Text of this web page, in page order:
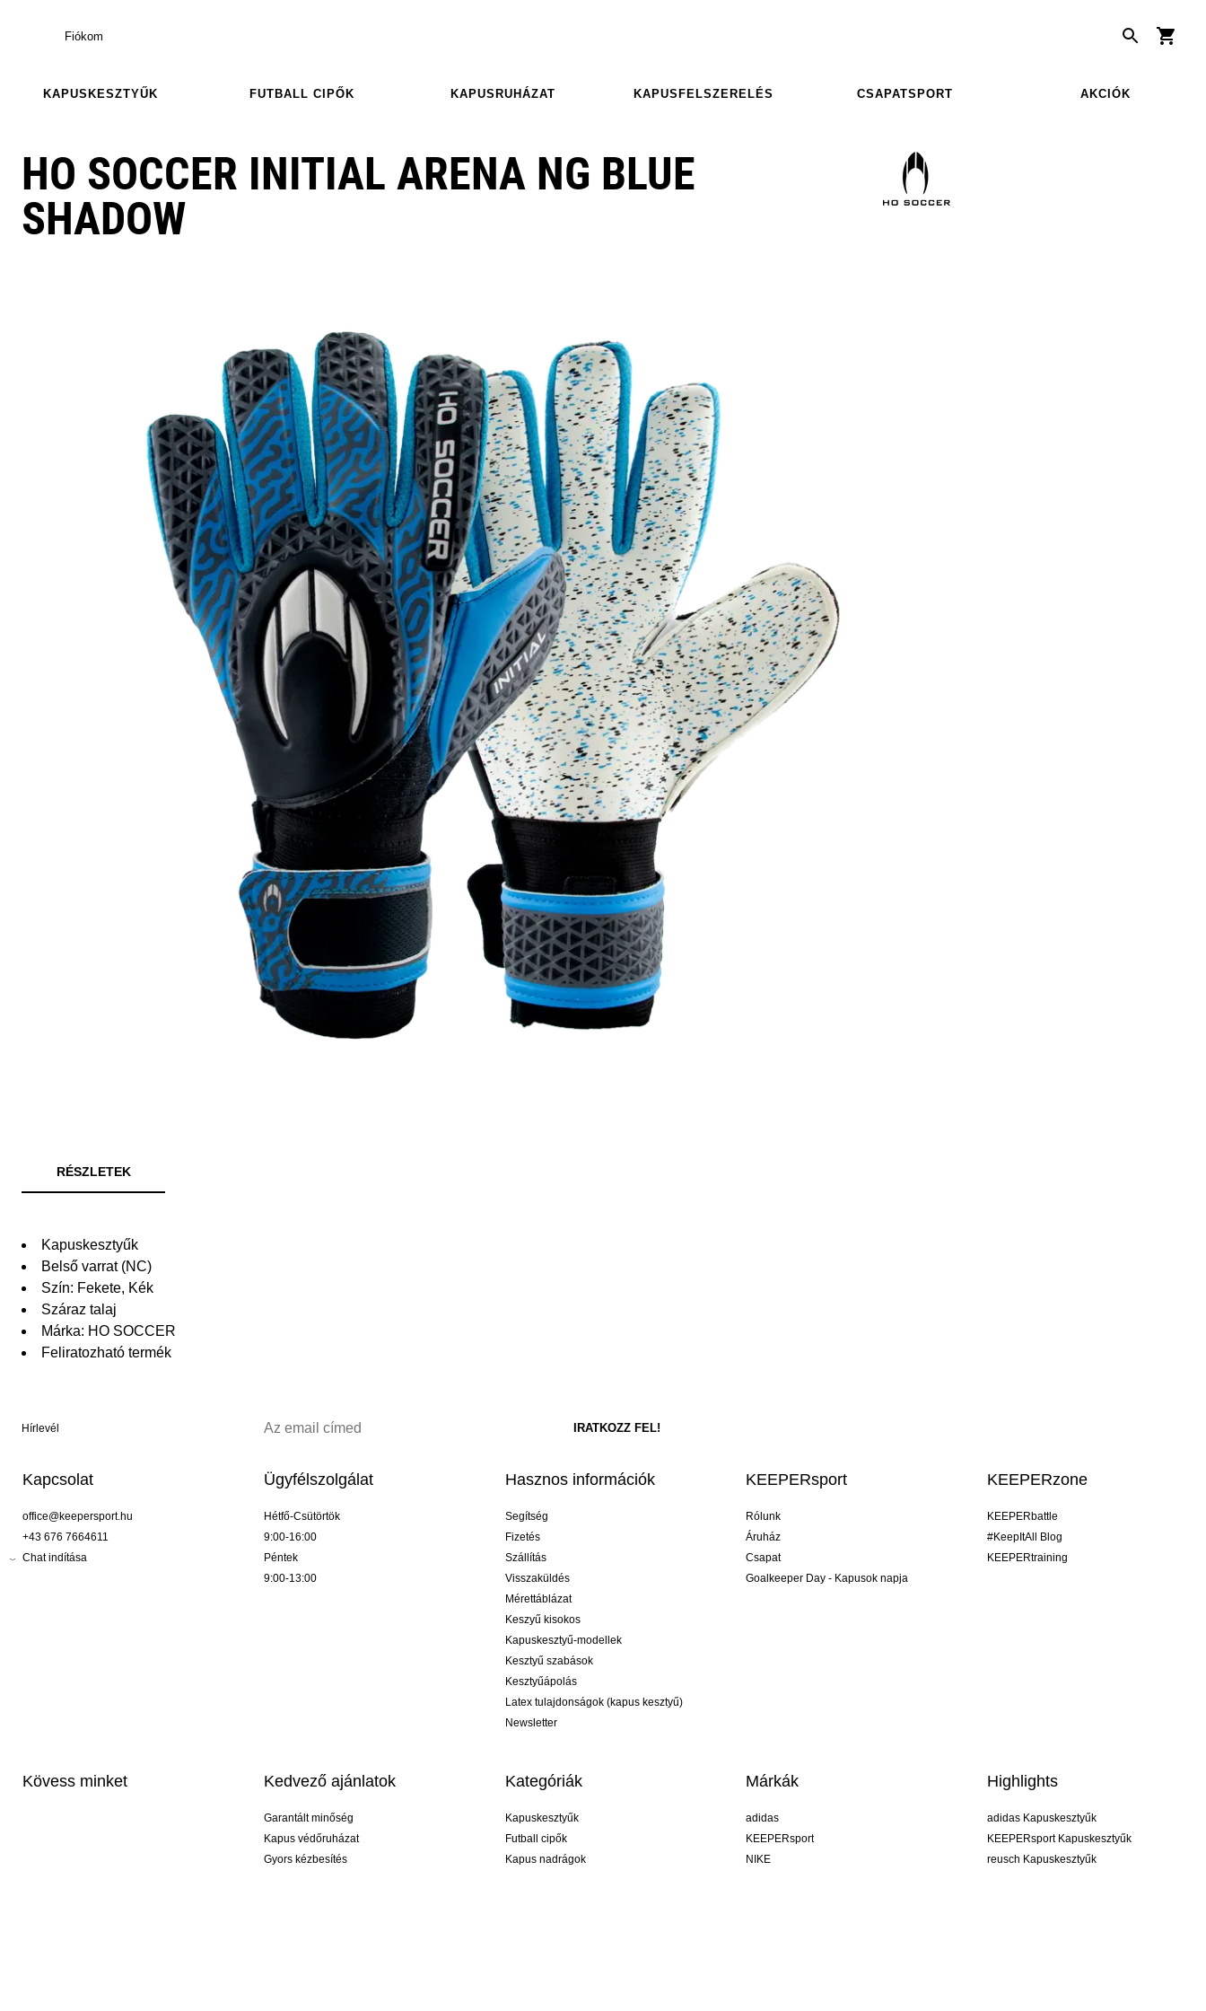
Fiókom
KAPUSKESZTYŰK FUTBALL CIPŐK KAPUSRUHÁZAT KAPUSFELSZERELÉS CSAPATSPORT AKCIÓK
HO SOCCER INITIAL ARENA NG BLUE
SHADOW
RÉSZLETEK
Kapuskesztyűk
Belső varrat (NC)
Szín: Fekete, Kék
Száraz talaj
Márka: HO SOCCER
Feliratozható termék
Hírlevél
Kapcsolat
office@keepersport.hu
+43 676 7664611
Chat indítása
Ügyfélszolgálat
Hétfő-Csütörtök
9:00-16:00
Péntek
9:00-13:00
Hasznos információk
Segítség
Fizetés
Szállítás
Visszaküldés
Mérettáblázat
Keszyű kisokos
Kapuskesztyű-modellek
Kesztyű szabások
Kesztyűápolás
Latex tulajdonságok (kapus kesztyű)
Newsletter
KEEPERsport
Rólunk
Áruház
Csapat
Goalkeeper Day - Kapusok napja
KEEPERzone
KEEPERbattle
#KeepItAll Blog
KEEPERtraining
Kövess minket Kedvező ajánlatok
Garantált minőség
Kapus védőruházat
Gyors kézbesítés
Kategóriák
Kapuskesztyűk
Futball cipők
Kapus nadrágok
Márkák
adidas
KEEPERsport
NIKE
Highlights
adidas Kapuskesztyűk
KEEPERsport Kapuskesztyűk
reusch Kapuskesztyűk